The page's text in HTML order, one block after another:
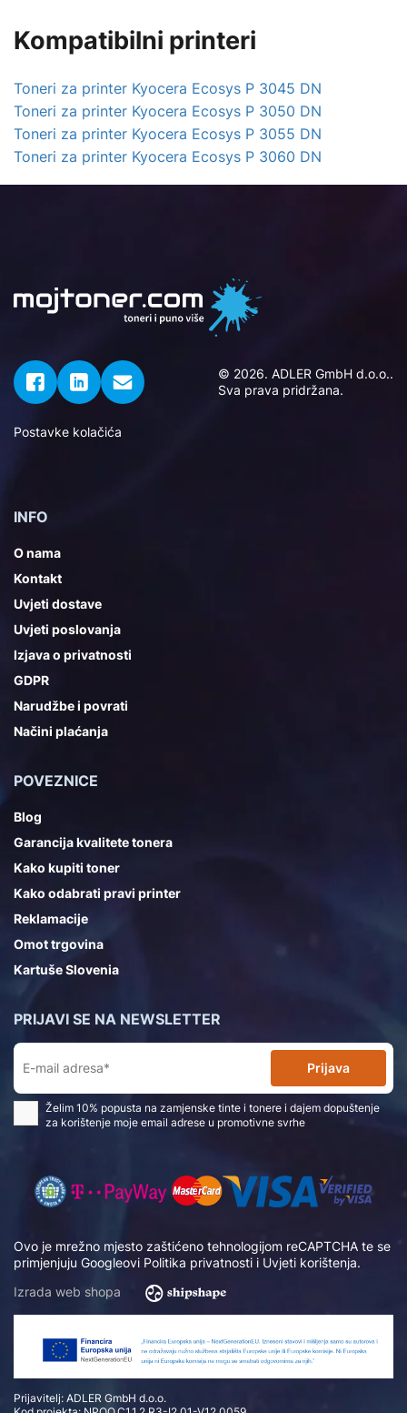
Kompatibilni printeri
Toneri za printer Kyocera Ecosys P 3045 DN
Toneri za printer Kyocera Ecosys P 3050 DN
Toneri za printer Kyocera Ecosys P 3055 DN
Toneri za printer Kyocera Ecosys P 3060 DN
© 2026. ADLER GmbH d.o.o..
Sva prava pridržana.
Postavke kolačića
INFO
O nama
Kontakt
Uvjeti dostave
Uvjeti poslovanja
Izjava o privatnosti
GDPR
Narudžbe i povrati
Načini plaćanja
POVEZNICE
Blog
Garancija kvalitete tonera
Kako kupiti toner
Kako odabrati pravi printer
Reklamacije
Omot trgovina
Kartuše Slovenia
Ovo je mrežno mjesto zaštićeno tehnologijom reCAPTCHA te se
primjenjuju Googleovi Politika privatnosti i Uvjeti korištenja.
Izrada web shopa
Prijavitelj: ADLER GmbH d.o.o.
PRIJAVI SE NA NEWSLETTER
Prijava
Želim 10% popusta na zamjenske tinte i tonere i dajem dopuštenje
za korištenje moje email adrese u promotivne svrhe